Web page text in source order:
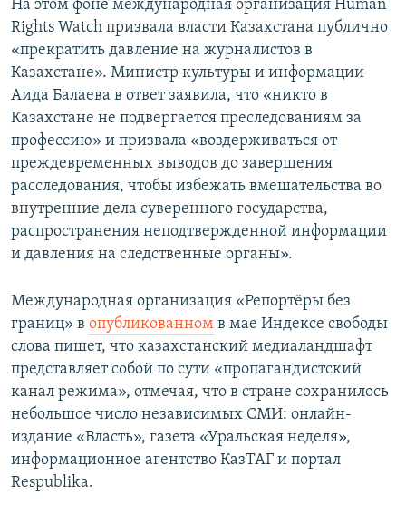
На этом фоне международная организация Human
Rights Watch призвала власти Казахстана публично
«прекратить давление на журналистов в
Казахстане». Министр культуры и информации
Аида Балаева в ответ заявила, что «никто в
Казахстане не подвергается преследованиям за
профессию» и призвала «воздерживаться от
преждевременных выводов до завершения
расследования, чтобы избежать вмешательства во
внутренние дела суверенного государства,
распространения неподтвержденной информации
и давления на следственные органы».
Международная организация «Репортёры без
границ» в опубликованном в мае Индексе свободы
слова пишет, что казахстанский медиаландшафт
представляет собой по сути «пропагандистский
канал режима», отмечая, что в стране сохранилось
небольшое число независимых СМИ: онлайн-
издание «Власть», газета «Уральская неделя»,
информационное агентство КазТАГ и портал
Respublika.